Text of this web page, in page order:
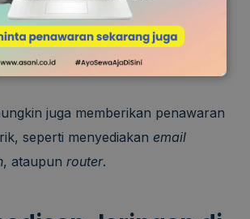
TV atau CCTV. Jika begitu, Anda
apakah fitur ini disediakan
juga memberikan penawaran
seperti menyediakan email
, ataupun router.